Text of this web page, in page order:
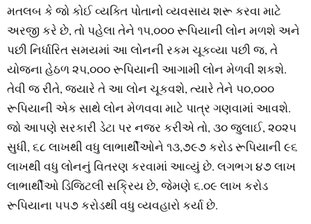
મતલબ કે જો કોઈ વ્‍યક્‍તિ પોતાનો વ્‍યવસાય શરૂ કરવા માટે
અરજી કરે છે, તો પહેલા તેને ૧૫,૦૦૦ રૂપિયાની લોન મળશે અને
પછી નિર્ધારિત સમયમાં આ લોનની રકમ ચૂકવ્‍યા પછી જ, તે
યોજના હેઠળ ૨૫,૦૦૦ રૂપિયાની આગામી લોન મેળવી શકશે.
તેવી જ રીતે, જ્‍યારે તે આ લોન ચૂકવશે, ત્‍યારે તેને ૫૦,૦૦૦
રૂપિયાની એક સાથે લોન મેળવવા માટે પાત્ર ગણવામાં આવશે.
જો આપણે સરકારી ડેટા પર નજર કરીએ તો, ૩૦ જુલાઈ, ૨૦૨૫
સુધી, ૬૮ લાખથી વધુ લાભાર્થીઓને ૧૩,૭૯૭ કરોડ રૂપિયાની ૯૬
લાખથી વધુ લોનનું વિતરણ કરવામાં આવ્‍યું છે. લગભગ ૪૭ લાખ
લાભાર્થીઓ ડિજિટલી સક્રિય છે, જેમણે ૬.૦૯ લાખ કરોડ
રૂપિયાના ૫૫૭ કરોડથી વધુ વ્‍યવહારો કર્યા છે.